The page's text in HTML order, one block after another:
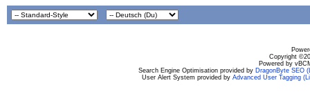
Copyright
Powered by
Search Engine Optimisation provided by DragonByte SEO
User Alert System provided by Advanced User Tagging